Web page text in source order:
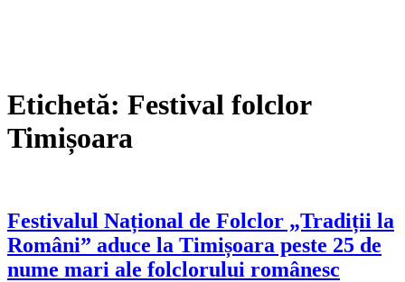
Etichetă: Festival folclor
Timișoara
Festivalul Național de Folclor „Tradiții la
Români” aduce la Timișoara peste 25 de
nume mari ale folclorului românesc